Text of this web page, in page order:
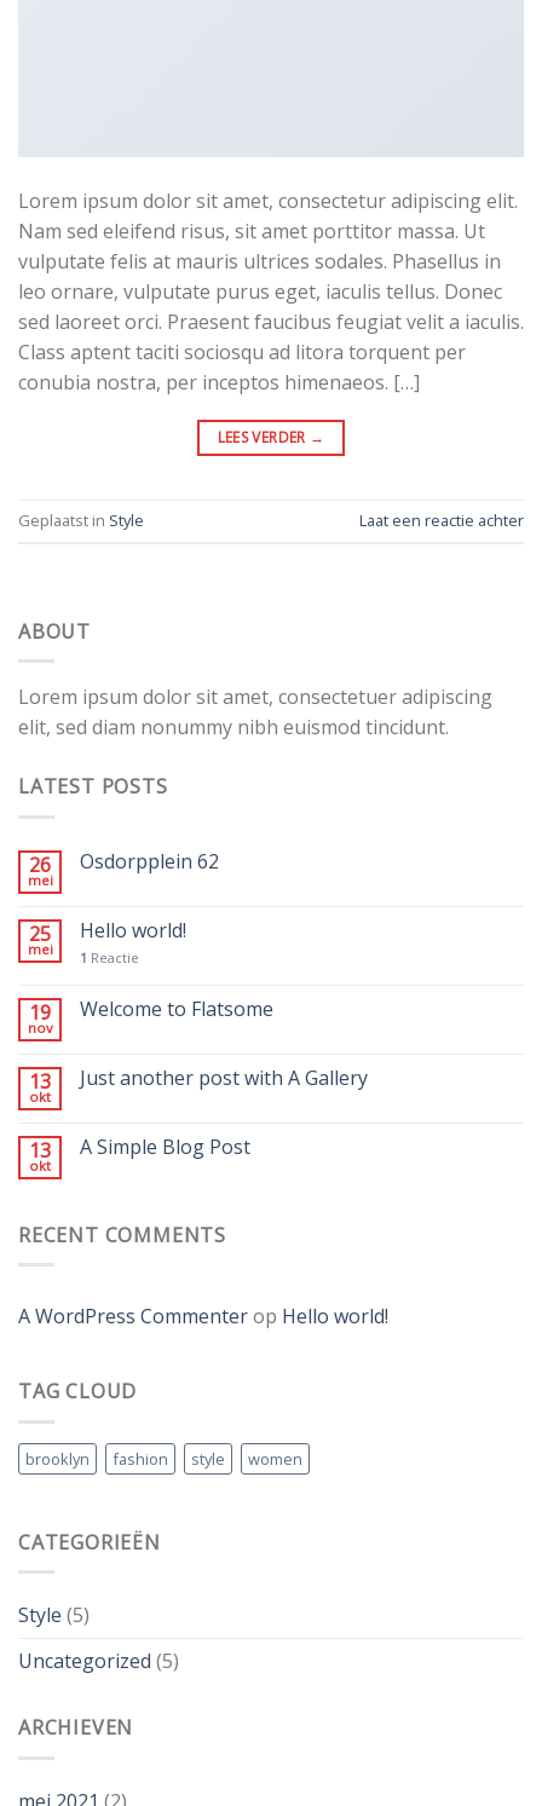
Lorem ipsum dolor sit amet, consectetur adipiscing elit.
Nam sed eleifend risus, sit amet porttitor massa. Ut
vulputate felis at mauris ultrices sodales. Phasellus in
leo ornare, vulputate purus eget, iaculis tellus. Donec
sed laoreet orci. Praesent faucibus feugiat velit a iaculis.
Class aptent taciti sociosqu ad litora torquent per
conubia nostra, per inceptos himenaeos. […]
LEES VERDER →
Geplaatst in Style Laat een reactie achter
ABOUT
Lorem ipsum dolor sit amet, consectetuer adipiscing
elit, sed diam nonummy nibh euismod tincidunt.
LATEST POSTS
26
mei
Osdorpplein 62
25
mei
Hello world!
1 Reactie
19
nov
Welcome to Flatsome
13
okt
Just another post with A Gallery
13
okt
A Simple Blog Post
RECENT COMMENTS
A WordPress Commenterop Hello world!
TAG CLOUD
brooklyn fashion style women
CATEGORIEËN
Style (5)
Uncategorized (5)
ARCHIEVEN